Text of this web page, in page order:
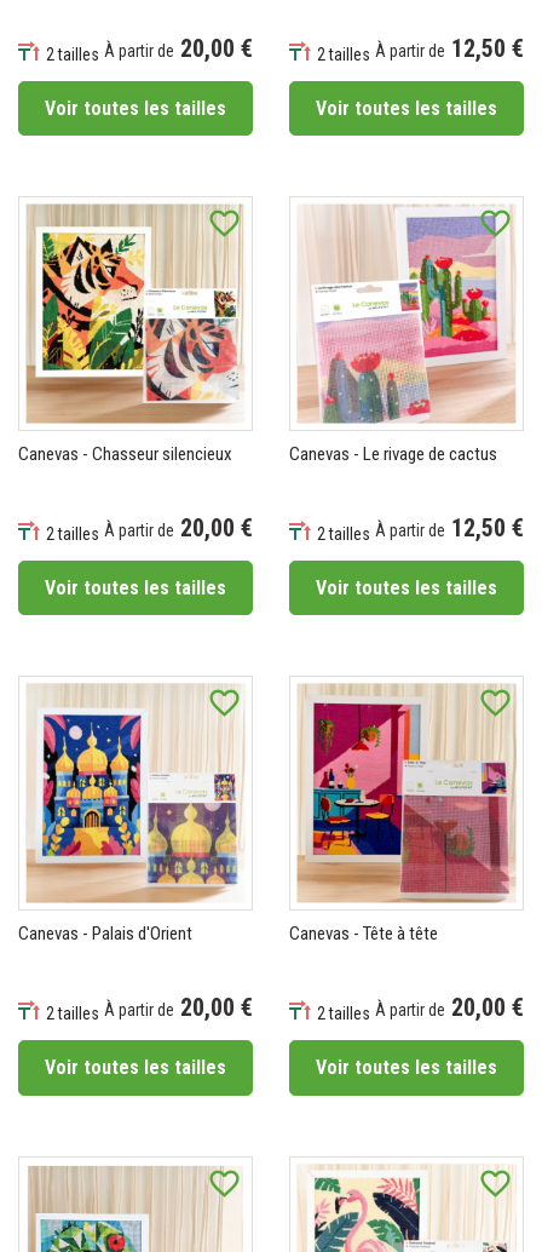
2 tailles À partir de 20,00 €
Voir toutes les tailles
2 tailles À partir de 12,50 €
Voir toutes les tailles
favorite_border
Canevas - Chasseur silencieux
2 tailles À partir de 20,00 €
Voir toutes les tailles
favorite_border
Canevas - Le rivage de cactus
2 tailles À partir de 12,50 €
Voir toutes les tailles
favorite_border
Canevas - Palais d'Orient
2 tailles À partir de 20,00 €
Voir toutes les tailles
favorite_border
Canevas - Tête à tête
2 tailles À partir de 20,00 €
Voir toutes les tailles
favorite_border favorite_border